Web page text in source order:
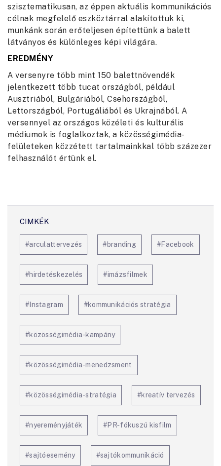
szisztematikusan, az éppen aktuális kommunikációs
célnak megfelelő eszköztárral alakítottuk ki,
munkánk során erőteljesen építettünk a balett
látványos és különleges képi világára.
EREDMÉNY
A versenyre több mint 150 balettnövendék
jelentkezett több tucat országból, például
Ausztriából, Bulgáriából, Csehországból,
Lettországból, Portugáliából és Ukrajnából. A
versennyel az országos közéleti és kulturális
médiumok is foglalkoztak, a közösségimédia-
felületeken közzétett tartalmainkkal több százezer
felhasználót értünk el.
#arculattervezés #branding #Facebook
#hirdetéskezelés #imázsfilmek
#Instagram #kommunikációs stratégia
#közösségimédia-kampány
#közösségimédia-menedzsment
#közösségimédia-stratégia #kreatív tervezés
#nyereményjáték #PR-fókuszú kisfilm
#sajtóesemény #sajtókommunikáció